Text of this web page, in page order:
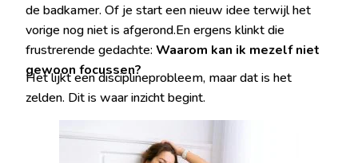
de badkamer. Of je start een nieuw idee terwijl het
vorige nog niet is afgerond.En ergens klinkt die
frustrerende gedachte: Waarom kan ik mezelf niet
gewoon focussen?
Het lijkt een disciplineprobleem, maar dat is het
zelden. Dit is waar inzicht begint.